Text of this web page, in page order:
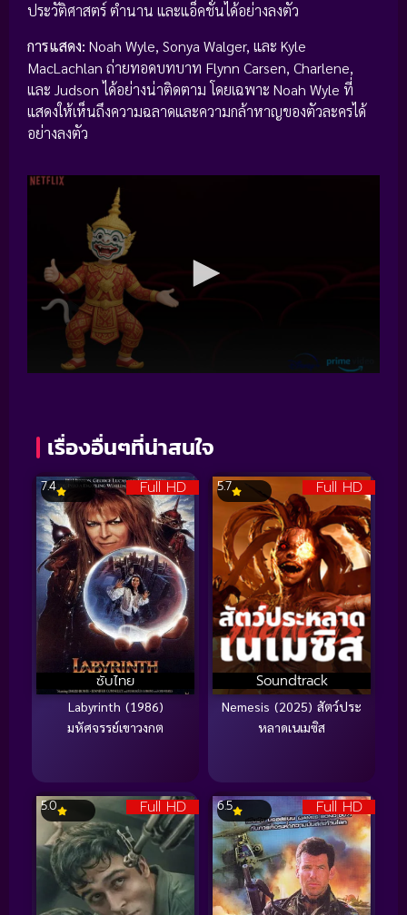
ประวัติศาสตร์ ตำนาน และแอ็คชั่นได้อย่างลงตัว
การแสดง: Noah Wyle, Sonya Walger, และ Kyle
MacLachlan ถ่ายทอดบทบาท Flynn Carsen, Charlene,
และ Judson ได้อย่างน่าติดตาม โดยเฉพาะ Noah Wyle ที่
แสดงให้เห็นถึงความฉลาดและความกล้าหาญของตัวละครได้
อย่างลงตัว
เรื่องอื่นๆที่น่าสนใจ
Full HD
ซับไทย
7.4
Labyrinth (1986)
มหัศจรรย์เขาวงกต
Full HD
Soundtrack
5.7
Nemesis (2025) สัตว์ประ
หลาดเนเมซิส
Full HD
5.0 Full HD
6.5